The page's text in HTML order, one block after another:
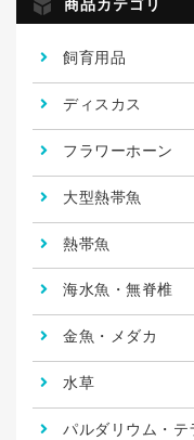
商品カテゴリ
飼育用品
ディスカス
フラワーホーン
大型熱帯魚
熱帯魚
海水魚・無脊椎
金魚・メダカ
水草
パルダリウム・テ